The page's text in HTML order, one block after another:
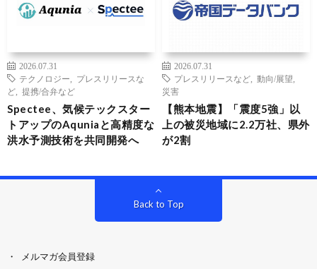
2026.07.31
テクノロジー
プレスリリースな
ど
提携/合弁など
Spectee、気候テックスター
トアップのAquniaと高精度な
洪水予測技術を共同開発へ
2026.07.31
プレスリリースなど
動向/展望
災害
【熊本地震】「震度5強」以
上の被災地域に2.2万社、県外
が2割
Back to Top
メルマガ会員登録